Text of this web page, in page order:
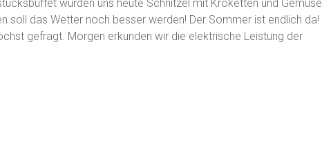
wurden uns heute Schnitzel mit Kroketten und Gemüse
soll das Wetter noch besser werden! Der Sommer ist endlich da!
gefragt. Morgen erkunden wir die elektrische Leistung der